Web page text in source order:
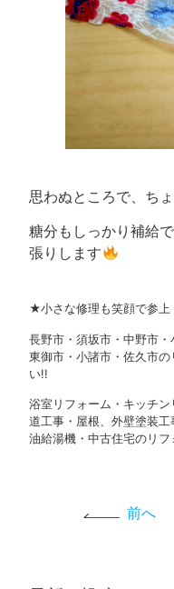
思わぬところで、ち
糖分もしっかり補給
張りします
★小さな修理も笑顔で参
長野市・須坂市・中野市
東御市・小諸市・佐久市
い!!
浴室リフォーム・キッチ
道工事・屋根、外壁塗装
油給湯機・中古住宅のリ
前へ